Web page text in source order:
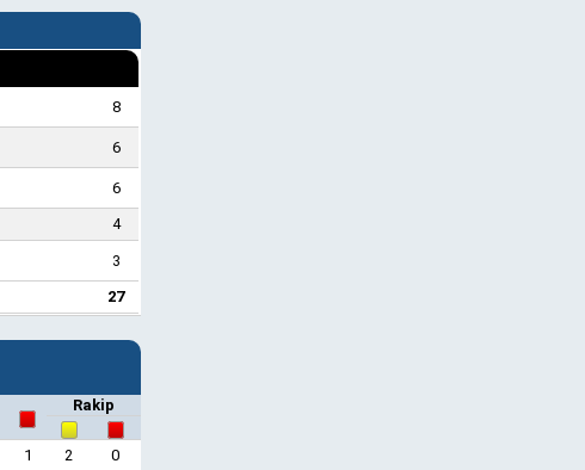
8
6
6
4
3
27
Rakip
1 2
0